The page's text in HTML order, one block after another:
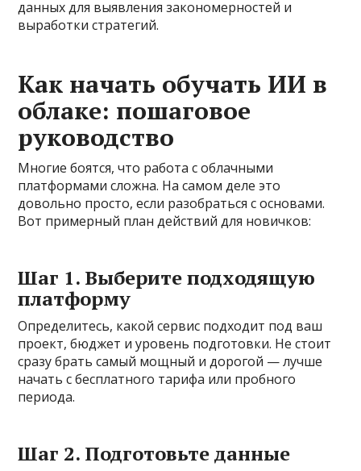
данных для выявления закономерностей и
выработки стратегий.
Как начать обучать ИИ в
облаке: пошаговое
руководство
Многие боятся, что работа с облачными
платформами сложна. На самом деле это
довольно просто, если разобраться с основами.
Вот примерный план действий для новичков:
Шаг 1. Выберите подходящую
платформу
Определитесь, какой сервис подходит под ваш
проект, бюджет и уровень подготовки. Не стоит
сразу брать самый мощный и дорогой — лучше
начать с бесплатного тарифа или пробного
периода.
Шаг 2. Подготовьте данные